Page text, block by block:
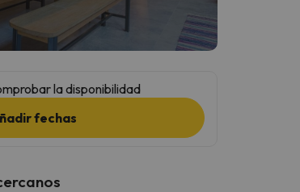
la disponibilidad
fechas